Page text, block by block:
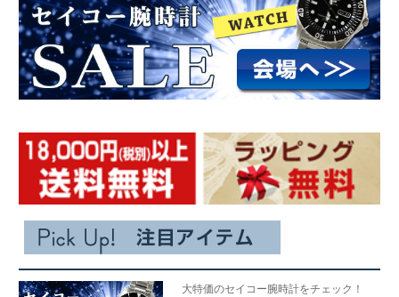
大特価のセイコー腕時計をチェック！